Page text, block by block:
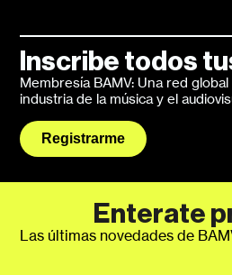
Inscribe todos
Membresía BAMV: Una red
industria de la música y el
Registrarme
Enterate
Las últimas novedades de